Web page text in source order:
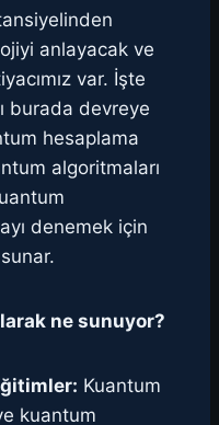
anlayacak ve
var. İşte
burada devreye
hesaplama
algoritmaları
denemek için
ne sunuyor?
Kuantum
kuantum